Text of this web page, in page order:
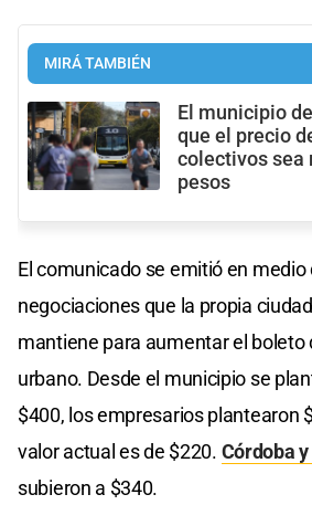
MIRÁ TAMBIÉN
El municipio
que el precio
colectivos sea
pesos
El comunicado se emitió en medio
negociaciones que la propia
mantiene para aumentar el boleto
urbano. Desde el municipio se
$400, los empresarios plantearon
valor actual es de $220. Córdoba
subieron a $340.